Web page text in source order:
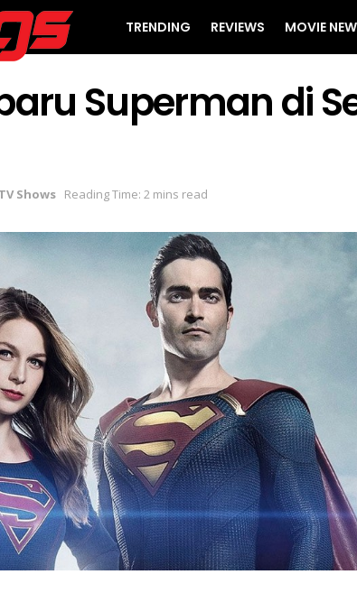
TRENDING REVIEWS MOVIE
Superman di
TV Shows Reading Time: 2 mins read